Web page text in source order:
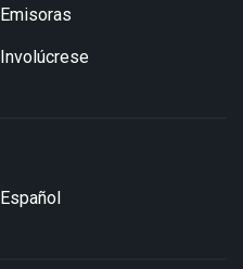
Emisoras
Involúcrese
Español